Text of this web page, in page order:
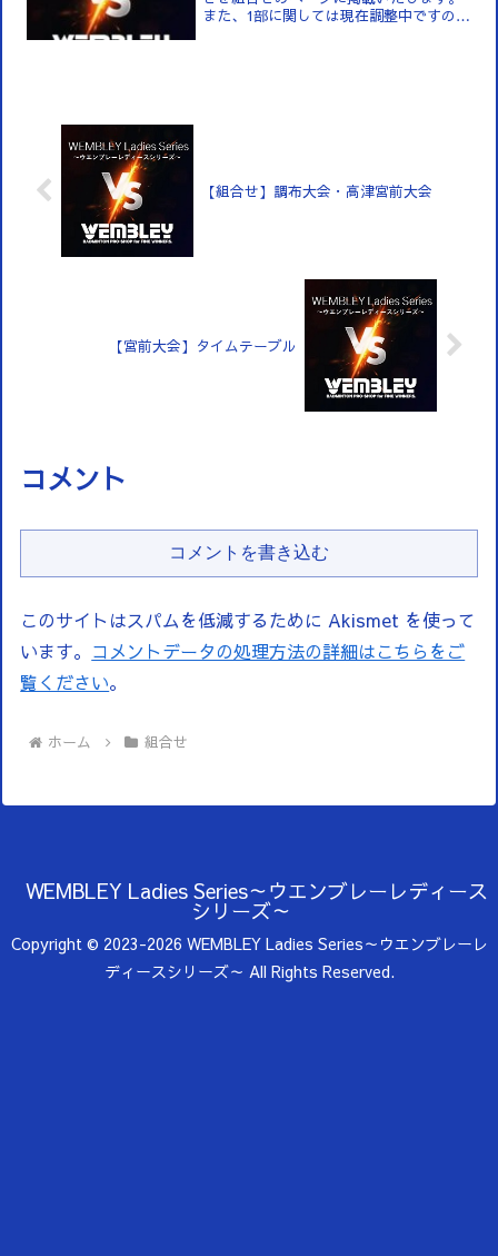
また、1部に関しては現在調整中ですので
【組合せ】調布大会・高津宮前大会
【宮前大会】タイムテーブル
コメント
コメントを書き込む
このサイトはスパムを低減するために Akismet を使って
います。 コメントデータの処理方法の詳細はこちらをご
覧ください。
ホーム 組合せ
WEMBLEY Ladies Series～ウエンブレーレディース
シリーズ～
Copyright © 2023-2026 WEMBLEY Ladies Series～ウエンブレーレ
ディースシリーズ～ All Rights Reserved.